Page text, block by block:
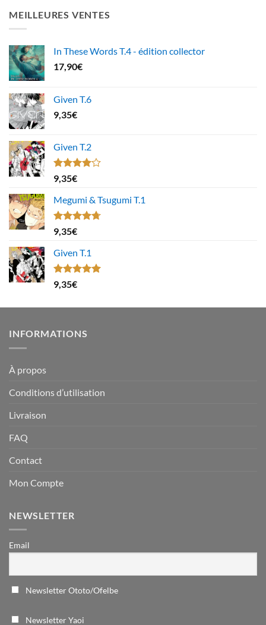
MEILLEURES VENTES
In These Words T.4 - édition collector
17,90€
Given T.6
9,35€
Given T.2
Note
4.00
5
9,35€
Megumi & Tsugumi T.1
Note4.67
sur 5
9,35€
Given T.1
Note5.00
sur 5
9,35€
INFORMATIONS
À propos
Conditions d’utilisation
Livraison
FAQ
Contact
Mon Compte
NEWSLETTER
Email
Newsletter Ototo/Ofelbe
Newsletter Yaoi